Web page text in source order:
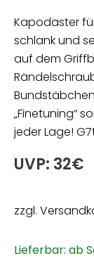
Kapodaster
schlank und
auf dem
„Finetuning“
jeder Lage!
UVP: 32€
zzgl.
Lieferbar: ab